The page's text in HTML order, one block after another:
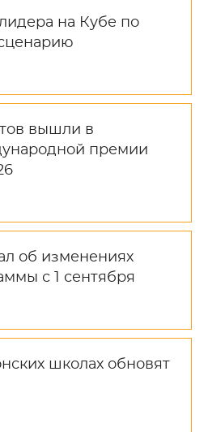
на Кубе по
вышли в
премии
об изменениях
с 1 сентября
школах обновят